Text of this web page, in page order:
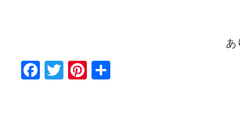
あ
Fac
Twi
Pin